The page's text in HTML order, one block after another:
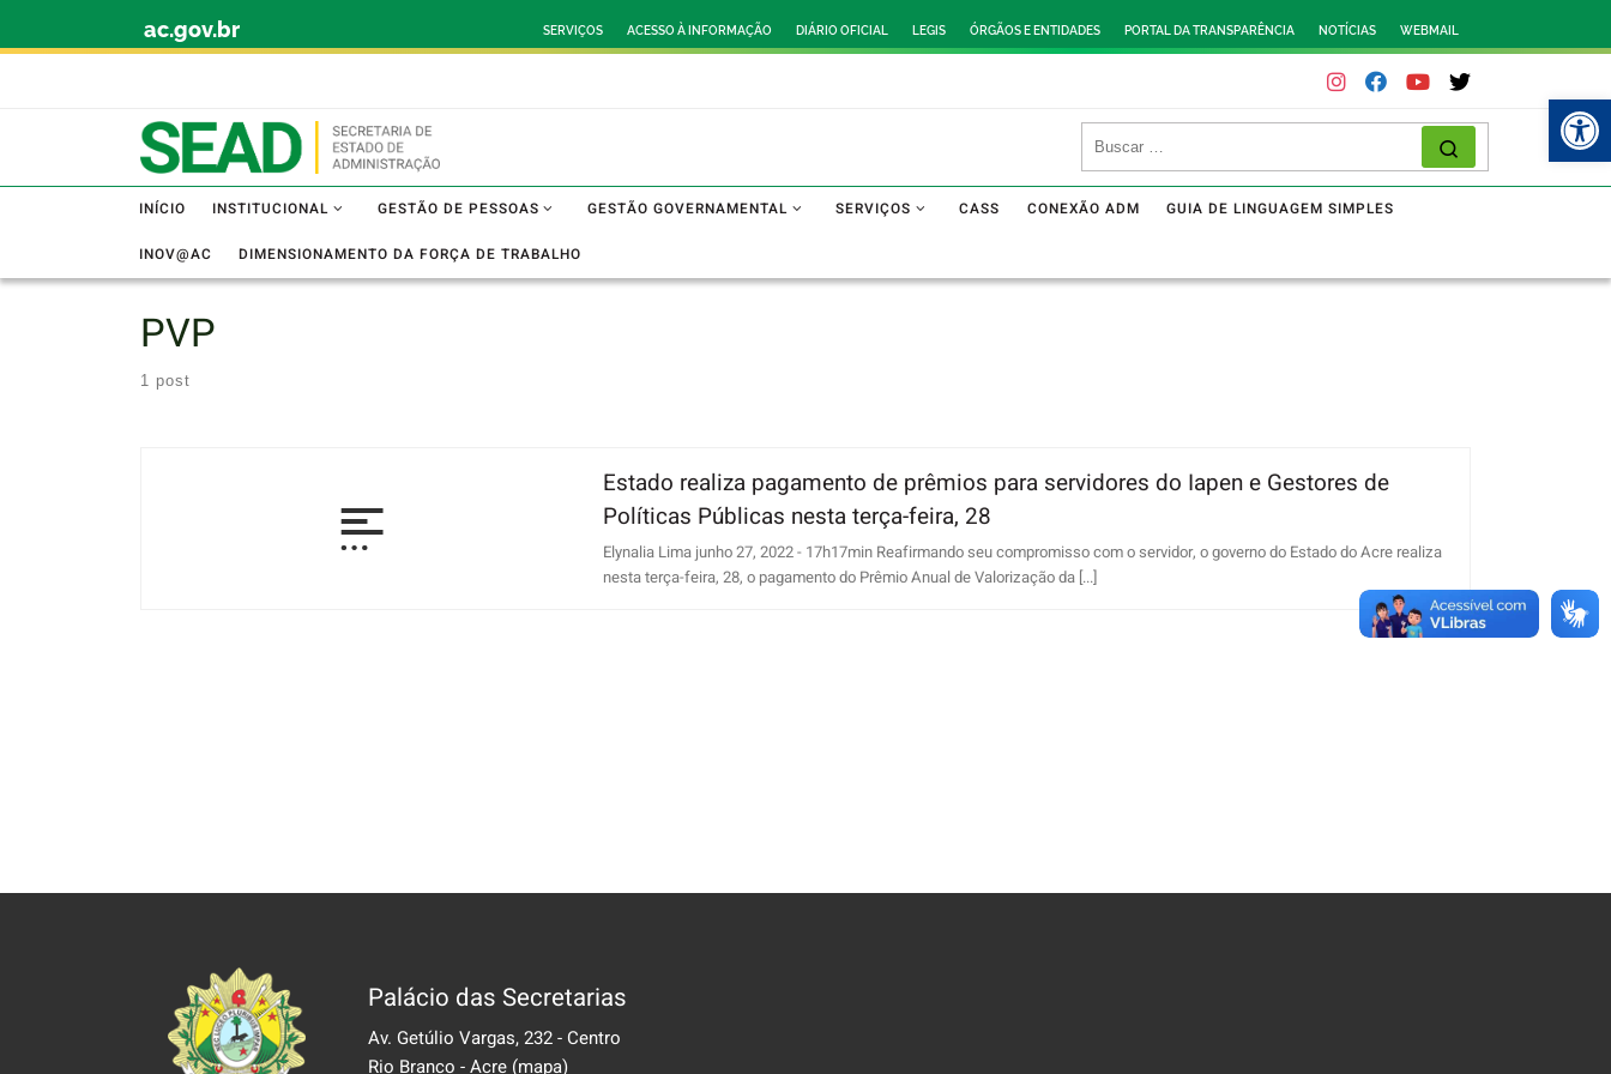
ac.gov.br SERVIÇOS ACESSO À INFORMAÇÃO DIÁRIO OFICIAL LEGIS ÓRGÃOS E ENTIDADES PORTAL DA TRANSPARÊNCIA NOTÍCIAS WEBMAIL
INÍCIO INSTITUCIONAL GESTÃO DE PESSOAS GESTÃO GOVERNAMENTAL SERVIÇOS CASS CONEXÃO ADM GUIA DE LINGUAGEM SIMPLES
INOV@AC DIMENSIONAMENTO DA FORÇA DE TRABALHO
PVP
1 post
Estado realiza pagamento de prêmios para servidores do Iapen e Gestores de
Políticas Públicas nesta terça-feira, 28
Elynalia Lima junho 27, 2022 - 17h17min Reafirmando seu compromisso com o servidor, o governo do Estado do Acre realiza
nesta terça-feira, 28, o pagamento do Prêmio Anual de Valorização da [...]
Palácio das Secretarias
Av. Getúlio Vargas, 232 - Centro
Rio Branco - Acre (mapa)